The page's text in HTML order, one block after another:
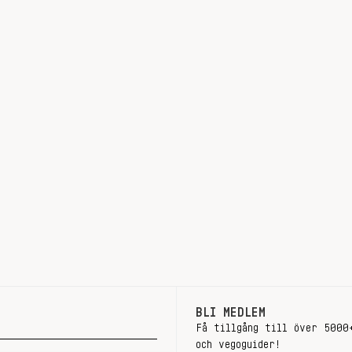
BLI MEDLEM
Få tillgång till över
och vegoguider!